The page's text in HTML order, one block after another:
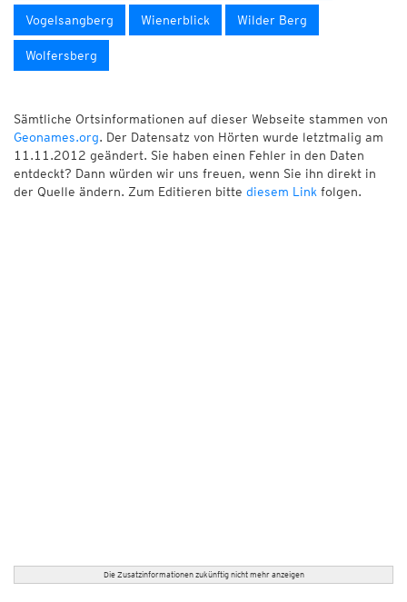
Vogelsangberg Wienerblick Wilder Berg
Wolfersberg
Sämtliche Ortsinformationen auf dieser Webseite stammen von
Geonames.org. Der Datensatz von Hörten wurde letztmalig am
11.11.2012 geändert. Sie haben einen Fehler in den Daten
entdeckt? Dann würden wir uns freuen, wenn Sie ihn direkt in
der Quelle ändern. Zum Editieren bitte diesem Link folgen.
Die Zusatzinformationen zukünftig nicht mehr anzeigen